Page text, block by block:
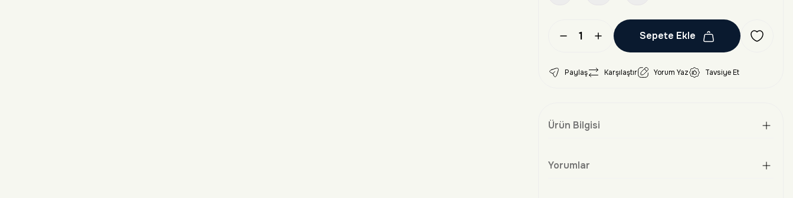
Sepete Ekle
Paylaş Karşılaştır Yorum Yaz Tavsiye Et
Ürün Bilgisi
Yorumlar